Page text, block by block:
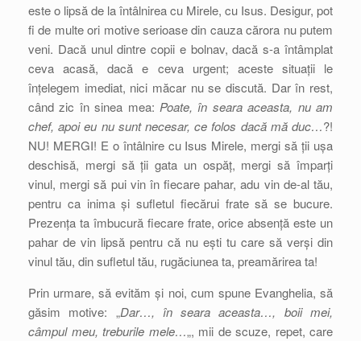
este o lipsă de la întâlnirea cu Mirele, cu Isus. Desigur, pot
fi de multe ori motive serioase din cauza cărora nu putem
veni. Dacă unul dintre copii e bolnav, dacă s-a întâmplat
ceva acasă, dacă e ceva urgent; aceste situații le
înțelegem imediat, nici măcar nu se discută. Dar în rest,
când zic în sinea mea: Poate, în seara aceasta, nu am
chef, apoi eu nu sunt necesar, ce folos dacă mă duc…?!
NU! MERGI! E o întâlnire cu Isus Mirele, mergi să ții ușa
deschisă, mergi să ții gata un ospăț, mergi să împarți
vinul, mergi să pui vin în fiecare pahar, adu vin de-al tău,
pentru ca inima și sufletul fiecărui frate să se bucure.
Prezența ta îmbucură fiecare frate, orice absență este un
pahar de vin lipsă pentru că nu ești tu care să verși din
vinul tău, din sufletul tău, rugăciunea ta, preamărirea ta!
Prin urmare, să evităm și noi, cum spune Evanghelia, să
găsim motive: „Dar…, în seara aceasta…, boii mei,
câmpul meu, treburile mele…„, mii de scuze, repet, care